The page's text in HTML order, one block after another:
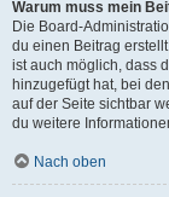
Warum muss mein
Die Board-
du einen Beitrag
ist auch möglich, dass
hinzugefügt hat, bei
auf der Seite sichtbar
du weitere
Nach oben